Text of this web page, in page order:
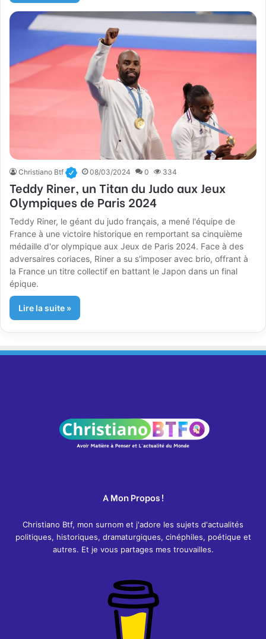
Christiano Btf 08/03/2024 0 334
Teddy Riner, un Titan du Judo aux Jeux
Olympiques de Paris 2024
Teddy Riner, le géant du judo français, a mené l'équipe de
France à une victoire historique en remportant sa cinquième
médaille d'or olympique aux Jeux de Paris 2024. Face à des
adversaires coriaces, Riner a su s'imposer avec brio, offrant à
la France un titre collectif en battant le Japon dans un final
épique.
Lire la suite »
A Mon Propos !
Christiano Btf, mon surnom et j'adore les sujets d'actualités
politiques, historiques, dramaturgiques, cinéphiles, poétique et
autres. Et je vous partages mes trouvailles.